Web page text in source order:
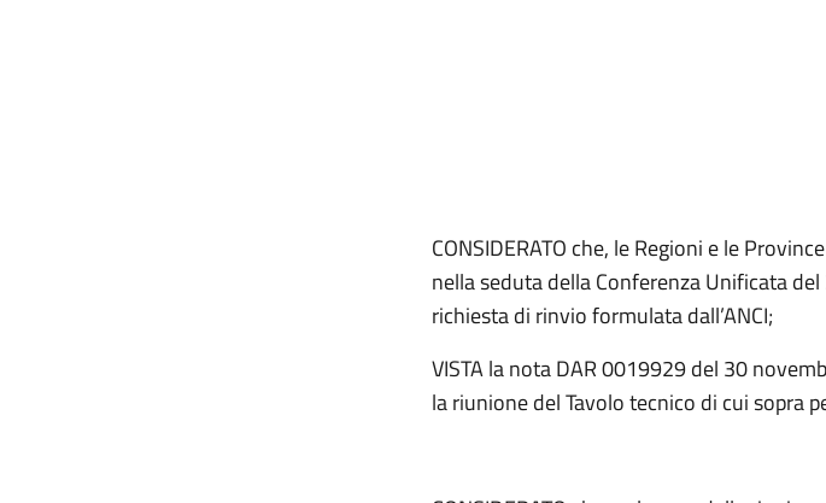
CONSIDERATO che, le Regioni e le
nella seduta della Conferenza Unificata
richiesta di rinvio formulata dall’ANCI;
VISTA la nota DAR 0019929 del 30
la riunione del Tavolo tecnico di cui sopra